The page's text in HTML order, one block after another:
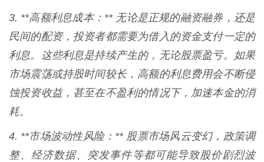
3. **高额利息成本：** 无论是正规的融资融券，还是
民间的配资，投资者都需要为借入的资金支付一定的
利息。这些利息是持续产生的，无论股票盈亏。如果
市场震荡或持股时间较长，高额的利息费用会不断侵
蚀投资收益，甚至在不盈利的情况下，加速本金的消
耗。
4. **市场波动性风险：** 股票市场风云变幻，政策调
整、经济数据、突发事件等都可能导致股价剧烈波